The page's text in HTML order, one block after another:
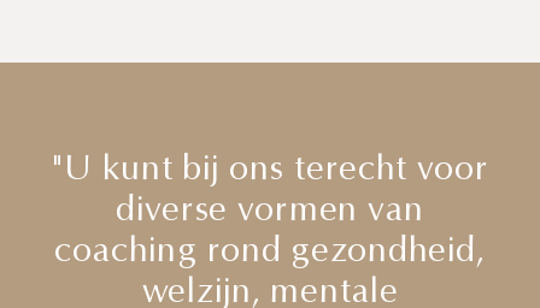
"U kunt bij ons terecht voor
diverse vormen van
coaching rond gezondheid,
welzijn, mentale